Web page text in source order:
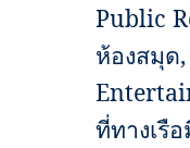
Public
ห้องสมุด,
ที่ทางเรื